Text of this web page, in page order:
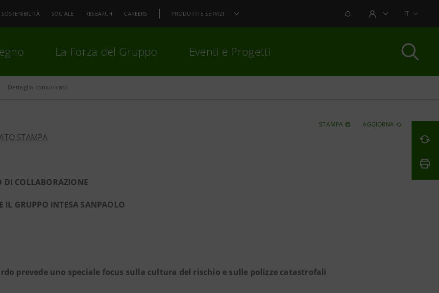
SOSTENIBILITÀ SOCIALE RESEARCH CAREERS PRODOTTI E SERVIZI NOTIFICHEAREA UTENTEIT
La Forza del Gruppo Eventi e Progetti
Dettaglio comunicato
STAMPA AGGIORNA
STAMPA
DI COLLABORAZIONE
IL GRUPPO INTESA SANPAOLO
prevede uno speciale focus sulla cultura del rischio e sulle polizze catastrofali